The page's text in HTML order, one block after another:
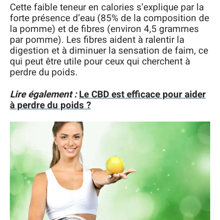
Cette faible teneur en calories s’explique par la
forte présence d’eau (85% de la composition de
la pomme) et de fibres (environ 4,5 grammes
par pomme). Les fibres aident à ralentir la
digestion et à diminuer la sensation de faim, ce
qui peut être utile pour ceux qui cherchent à
perdre du poids.
Lire également : Le CBD est efficace pour aider
à perdre du poids ?